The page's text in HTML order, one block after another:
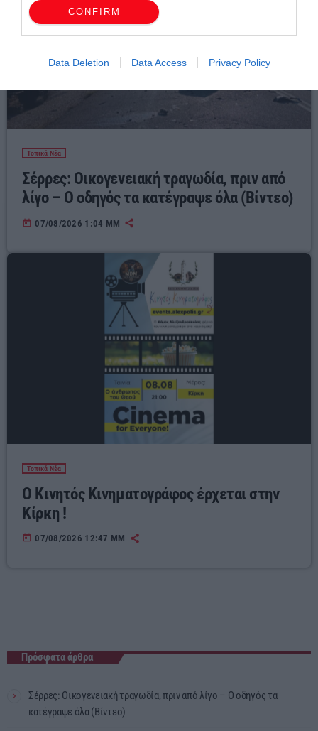
CONFIRM
Data Deletion Data Access Privacy Policy
Τοπικά Νέα
Σέρρες: Οικογενειακή τραγωδία, πριν από
λίγο – Ο οδηγός τα κατέγραψε όλα (Βίντεο)
today 07/08/2026 1:04 ΜΜ
Τοπικά Νέα
Ο Κινητός Κινηματογράφος έρχεται στην
Κίρκη !
today 07/08/2026 12:47 ΜΜ
Πρόσφατα άρθρα
Σέρρες: Οικογενειακή τραγωδία, πριν από λίγο – Ο οδηγός τα
κατέγραψε όλα (Βίντεο)